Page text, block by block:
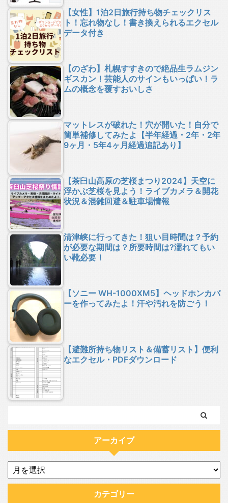
【女性】1泊2日旅行持ち物チェックリス
ト！忘れ物なし！書き換えられるエクセル
データ付き
【のざわ】札幌すすきので絶品生ラムジン
ギスカン！芸能人のサインもいっぱい！ラ
ムの概念を覆すおいしさ
マットレスが破れた！穴が開いた！自分で
簡単補修してみたよ【半年経過・2年・2年
9ヶ月・5年4ヶ月経過追記あり】
【茶臼山高原の芝桜まつり2024】天空に
浮かぶ芝桜を見よう！ライブカメラ＆開花
状況＆混雑回避＆駐車場情報
清津峡に行ってきた！狙い目時間は？予約
が必要な期間は？所要時間は?濡れてもい
い靴必要！
【ソニー WH-1000XM5】ヘッドホンカバ
ーを作ってみたよ！汗や汚れを防ごう！
【避難所持ち物リスト＆備蓄リスト】便利
なエクセル・PDFダウンロード
アーカイブ
カテゴリー